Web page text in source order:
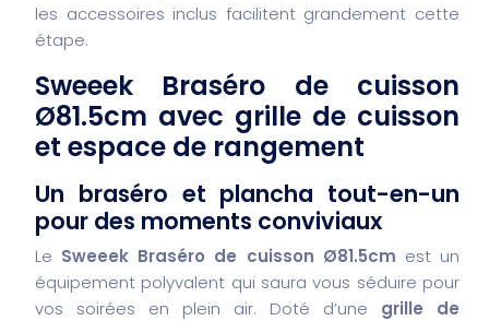
les accessoires inclus facilitent grandement cette
étape.
Sweeek Braséro de cuisson
Ø81.5cm avec grille de cuisson
et espace de rangement
Un braséro et plancha tout-en-un
pour des moments conviviaux
Le Sweeek Braséro de cuisson Ø81.5cm est un
équipement polyvalent qui saura vous séduire pour
vos soirées en plein air. Doté d’une grille de